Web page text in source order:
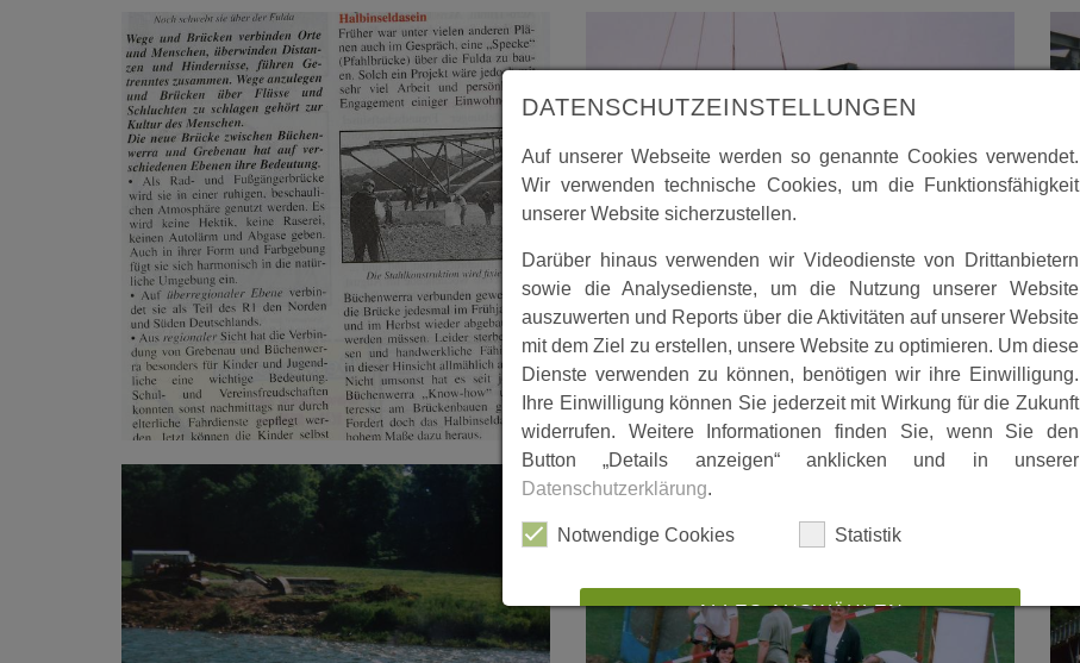
DATENSCHUTZEINSTELLUNGEN
Auf unserer Webseite werden so genannte Cookies verwendet.
Wir verwenden technische Cookies, um die Funktionsfähigkeit
unserer Website sicherzustellen.
Darüber hinaus verwenden wir Videodienste von Drittanbietern
sowie die Analysedienste, um die Nutzung unserer Website
auszuwerten und Reports über die Aktivitäten auf unserer Website
mit dem Ziel zu erstellen, unsere Website zu optimieren. Um diese
Dienste verwenden zu können, benötigen wir ihre Einwilligung.
Ihre Einwilligung können Sie jederzeit mit Wirkung für die Zukunft
widerrufen. Weitere Informationen finden Sie, wenn Sie den
Button „Details anzeigen“ anklicken und in unserer
Datenschutzerklärung.
Notwendige Cookies Statistik
ALLES AUSWÄHLEN